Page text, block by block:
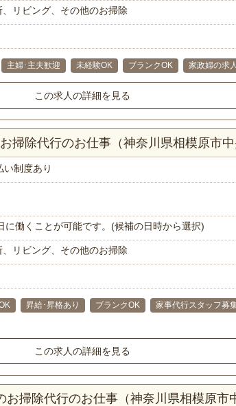
リビング、その他のお掃除
主婦･主夫歓迎 未経験OK ブランクOK 家政婦の求
この求人の詳細を見る
掃除代行のお仕事（神奈川県相模原市
い制度あり
働くことが可能です。(候補の日時から選択)
リビング、その他のお掃除
昇給･昇格あり ブランクOK
家事代行スタッフ募
この求人の詳細を見る
掃除代行のお仕事（神奈川県相模原市